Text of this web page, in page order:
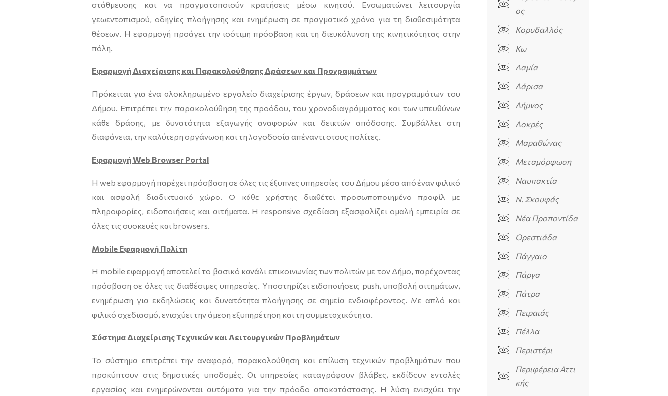
στάθμευσης και να πραγματοποιούν κρατήσεις μέσω κινητού. Ενσωματώνει λειτουργία
γεωεντοπισμού, οδηγίες πλοήγησης και ενημέρωση σε πραγματικό χρόνο για τη διαθεσιμότητα
θέσεων. Η εφαρμογή προάγει την ισότιμη πρόσβαση και τη διευκόλυνση της κινητικότητας στην
πόλη.
Εφαρμογή Διαχείρισης και Παρακολούθησης Δράσεων και Προγραμμάτων
Πρόκειται για ένα ολοκληρωμένο εργαλείο διαχείρισης έργων, δράσεων και προγραμμάτων του
Δήμου. Επιτρέπει την παρακολούθηση της προόδου, του χρονοδιαγράμματος και των υπευθύνων
κάθε δράσης, με δυνατότητα εξαγωγής αναφορών και δεικτών απόδοσης. Συμβάλλει στη
διαφάνεια, την καλύτερη οργάνωση και τη λογοδοσία απέναντι στους πολίτες.
Εφαρμογή Web Browser Portal
Η web εφαρμογή παρέχει πρόσβαση σε όλες τις έξυπνες υπηρεσίες του Δήμου μέσα από έναν φιλικό
και ασφαλή διαδικτυακό χώρο. Ο κάθε χρήστης διαθέτει προσωποποιημένο προφίλ με
πληροφορίες, ειδοποιήσεις και αιτήματα. Η responsive σχεδίαση εξασφαλίζει ομαλή εμπειρία σε
όλες τις συσκευές και browsers.
Mobile Εφαρμογή Πολίτη
Η mobile εφαρμογή αποτελεί το βασικό κανάλι επικοινωνίας των πολιτών με τον Δήμο, παρέχοντας
πρόσβαση σε όλες τις διαθέσιμες υπηρεσίες. Υποστηρίζει ειδοποιήσεις push, υποβολή αιτημάτων,
ενημέρωση για εκδηλώσεις και δυνατότητα πλοήγησης σε σημεία ενδιαφέροντος. Με απλό και
φιλικό σχεδιασμό, ενισχύει την άμεση εξυπηρέτηση και τη συμμετοχικότητα.
Σύστημα Διαχείρισης Τεχνικών και Λειτουργικών Προβλημάτων
Το σύστημα επιτρέπει την αναφορά, παρακολούθηση και επίλυση τεχνικών προβλημάτων που
προκύπτουν στις δημοτικές υποδομές. Οι υπηρεσίες καταγράφουν βλάβες, εκδίδουν εντολές
εργασίας και ενημερώνονται αυτόματα για την πρόοδο αποκατάστασης. Η λύση ενισχύει την
ος
Κορυδαλλός
Κω
Λαμία
Λάρισα
Λήμνος
Λοκρές
Μαραθώνας
Μεταμόρφωση
Ναυπακτία
Ν. Σκουφάς
Νέα Προποντίδα
Ορεστιάδα
Πάγγαιο
Πάργα
Πάτρα
Πειραιάς
Πέλλα
Περιστέρι
Περιφέρεια Αττι
κής